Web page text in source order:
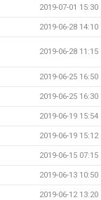
2019-07-01 15:30
2019-06-28 14:10
2019-06-28 11:15
2019-06-25 16:50
2019-06-25 16:30
2019-06-19 15:54
2019-06-19 15:12
2019-06-15 07:15
2019-06-13 10:50
2019-06-12 13:20